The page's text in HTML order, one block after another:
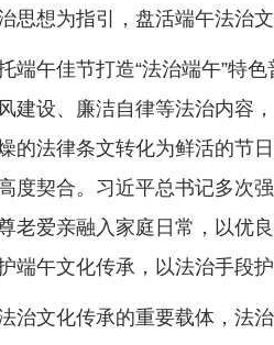
想为指引，盘活端午法治文
午佳节打造“法治端午”特色
建设、廉洁自律等法治内容
的法律条文转化为鲜活的节
度契合。习近平总书记多次
老爱亲融入家庭日常，以优
端午文化传承，以法治手段
文化传承的重要载体，法治